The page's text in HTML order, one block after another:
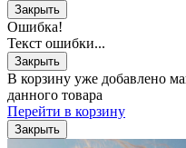
Закрыть
Ошибка!
Текст ошибки...
Закрыть
В корзину уже добавлено
данного товара
Перейти в корзину
Закрыть